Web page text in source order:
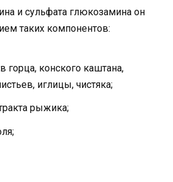
и сульфата глюкозамина он
таких компонентов:
горца, конского каштана,
иглицы, чистяка;
рыжика;